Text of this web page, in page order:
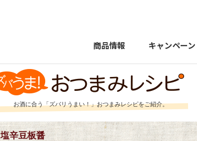
商品情報 キャンペーン
お酒に合う「ズバリうまい！」おつまみレシピをご紹介。
塩辛豆板醤